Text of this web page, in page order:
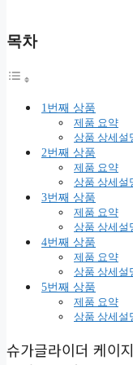
목차
1번째 상품
제품 요약
상품 상세설
2번째 상품
제품 요약
상품 상세설
3번째 상품
제품 요약
상품 상세설
4번째 상품
제품 요약
상품 상세설
5번째 상품
제품 요약
상품 상세설
슈가글라이더 케이